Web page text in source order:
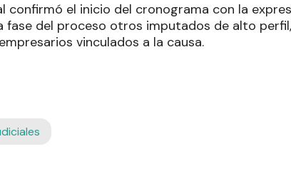
confirmó el inicio del cronograma con la
fase del proceso otros imputados de alto
vinculados a la causa.